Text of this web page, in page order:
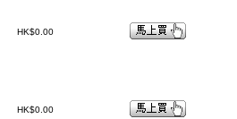
HK$0.00
HK$0.00